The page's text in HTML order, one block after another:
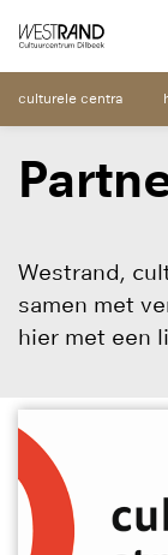
culturele centra
Westrand,
samen met
hier met een